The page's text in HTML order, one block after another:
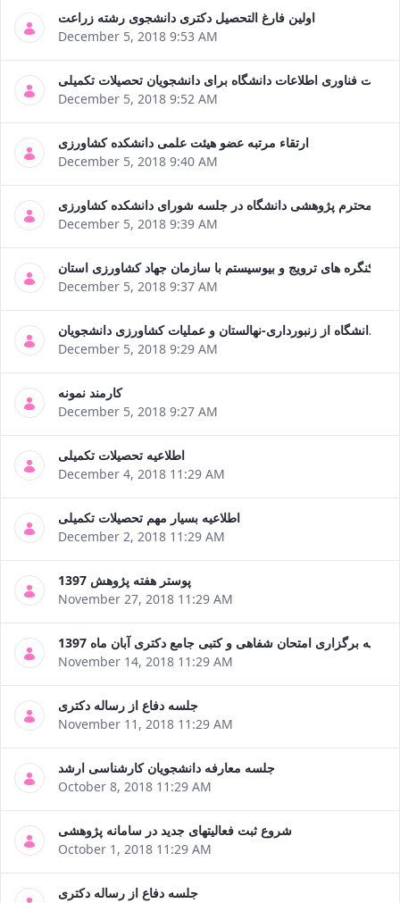
اولین فارغ التحصیل دکتری دانشجوی رشته زراعت
December 5, 2018 9:53 AM
فناوری اطلاعات دانشگاه برای دانشجویان تحصیلات تکمیلی
December 5, 2018 9:52 AM
ارتقاء مرتبه عضو هیئت علمی دانشکده کشاورزی
December 5, 2018 9:40 AM
محترم پژوهشی دانشگاه در جلسه شورای دانشکده کشاورزی
December 5, 2018 9:39 AM
کنگره های ترویج و بیوسیستم با سازمان جهاد کشاورزی استان
December 5, 2018 9:37 AM
دانشگاه از زنبورداری-نهالستان و عملیات کشاورزی دانشجویان
December 5, 2018 9:29 AM
کارمند نمونه
December 5, 2018 9:27 AM
اطلاعیه تحصیلات تکمیلی
December 4, 2018 11:29 AM
اطلاعیه بسیار مهم تحصیلات تکمیلی
December 2, 2018 11:29 AM
پوستر هفته پژوهش 1397
November 27, 2018 11:29 AM
اطلاعیه برگزاری امتحان شفاهی و کتبی جامع دکتری آبان ماه 1397
November 14, 2018 11:29 AM
جلسه دفاع از رساله دکتری
November 11, 2018 11:29 AM
جلسه معارفه دانشجویان کارشناسی ارشد
October 8, 2018 11:29 AM
شروع ثبت فعالیتهای جدید در سامانه پژوهشی
October 1, 2018 11:29 AM
جلسه دفاع از رساله دکتری